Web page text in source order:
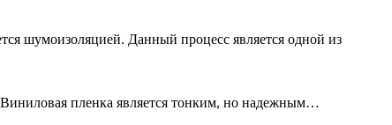
шумоизоляцией. Данный процесс является одной из
пленка является тонким, но надежным…